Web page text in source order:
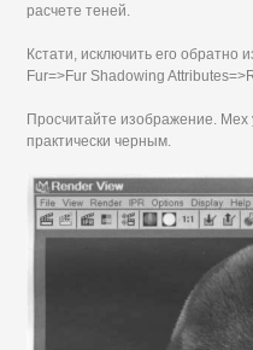
расчете теней.
Кстати, исключить его обратно
Fur=>Fur Shadowing
Просчитайте изображение. Мех
практически черным.